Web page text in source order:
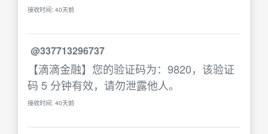
接收时间: 40天前
@337713296737
【滴滴金融】您的验证码为：9820，该验证
码 5 分钟有效，请勿泄露他人。
接收时间: 40天前